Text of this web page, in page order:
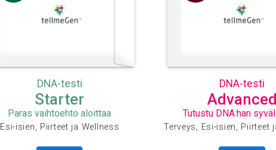
DNA-testi
Starter
Paras vaihtoehto aloittaa
Esi-isien, Piirteet ja Wellness
DNA-testi
Advanced
Tutustu DNA:han
Terveys, Esi-isien, Piirteet